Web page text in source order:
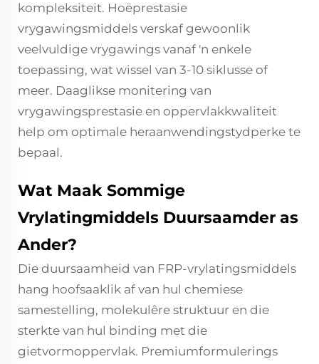
kompleksiteit. Hoëprestasie
vrygawingsmiddels verskaf gewoonlik
veelvuldige vrygawings vanaf 'n enkele
toepassing, wat wissel van 3-10 siklusse of
meer. Daaglikse monitering van
vrygawingsprestasie en oppervlakkwaliteit
help om optimale heraanwendingstydperke te
bepaal.
Wat Maak Sommige
Vrylatingmiddels Duursaamder as
Ander?
Die duursaamheid van FRP-vrylatingsmiddels
hang hoofsaaklik af van hul chemiese
samestelling, molekulêre struktuur en die
sterkte van hul binding met die
gietvormoppervlak. Premiumformulerings